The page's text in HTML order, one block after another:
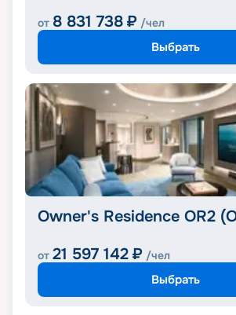
от 8 831 738 ₽ /чел
Выбрать
Owner's Residence OR2
от 21 597 142 ₽ /чел
Выбрать